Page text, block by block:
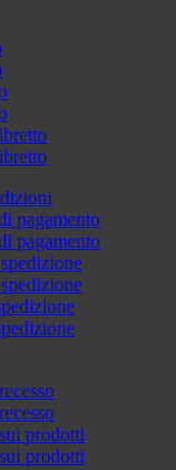
pagamento
pagamento
prodotti
prodotti